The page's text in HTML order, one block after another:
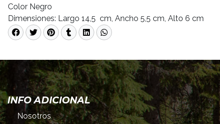
Color Negro
Dimensiones: Largo 14,5 cm, Ancho 5,5 cm, Alto 6 cm
INFO ADICIONAL
Nosotros